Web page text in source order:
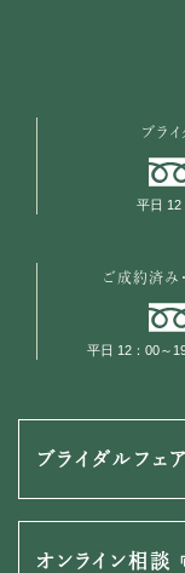
ブラ
平日 12
ご成約済み
平日 12：00～
ブライダルフェア
オンライン相談